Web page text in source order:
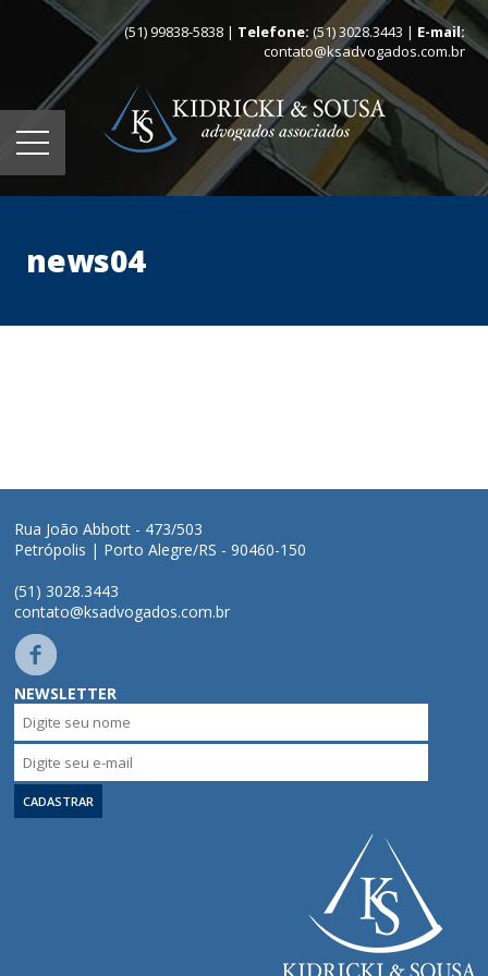
(51) 99838-5838 | Telefone: (51) 3028.3443 | E-mail:
contato@ksadvogados.com.br
Áreas de Atuação
Contato
news04
Rua João Abbott - 473/503
Petrópolis | Porto Alegre/RS - 90460-150
(51) 3028.3443
contato@ksadvogados.com.br
NEWSLETTER